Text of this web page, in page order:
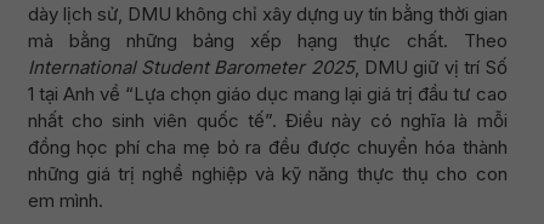
dày lịch sử, DMU không chỉ xây dựng uy tín bằng thời gian
mà bằng những bảng xếp hạng thực chất. Theo
International Student Barometer 2025, DMU giữ vị trí Số
1 tại Anh về “Lựa chọn giáo dục mang lại giá trị đầu tư cao
nhất cho sinh viên quốc tế”. Điều này có nghĩa là mỗi
đồng học phí cha mẹ bỏ ra đều được chuyển hóa thành
những giá trị nghề nghiệp và kỹ năng thực thụ cho con
em mình.